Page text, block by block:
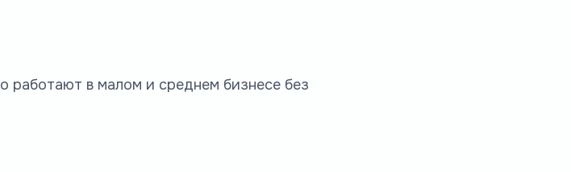
работают в малом и среднем бизнесе без